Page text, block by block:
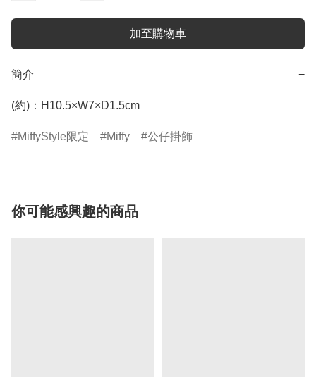
加至購物車
簡介 −
(約)：H10.5×W7×D1.5cm
MiffyStyle限定 Miffy 公仔掛飾
你可能感興趣的商品